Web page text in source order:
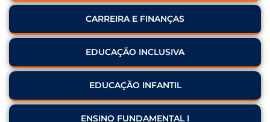
CARREIRA E FINANÇAS
EDUCAÇÃO INCLUSIVA
EDUCAÇÃO INFANTIL
ENSINO FUNDAMENTAL I